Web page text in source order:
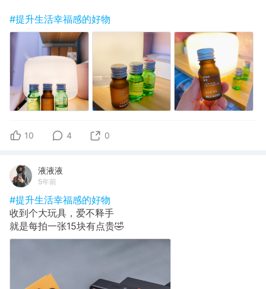
#提升生活幸福感的好物
10 4 0
液液液
5年前
#提升生活幸福感的好物
收到个大玩具，爱不释手
就是每拍一张15块有点贵🤣